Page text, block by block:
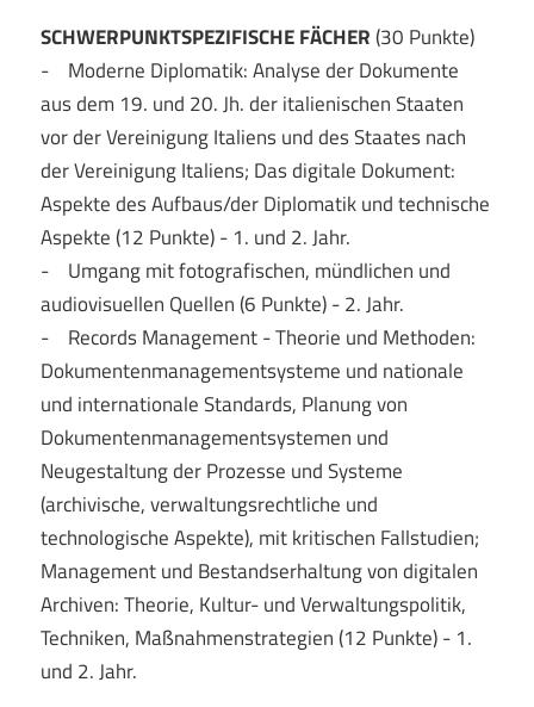
SCHWERPUNKTSPEZIFISCHE FÄCHER(30 Punkte)
- Moderne Diplomatik: Analyse der Dokumente
aus dem 19. und 20. Jh. der italienischen Staaten
vor der Vereinigung Italiens und des Staates nach
der Vereinigung Italiens; Das digitale Dokument:
Aspekte des Aufbaus/der Diplomatik und technische
Aspekte (12 Punkte) - 1. und 2. Jahr.
- Umgang mit fotografischen, mündlichen und
audiovisuellen Quellen (6 Punkte) - 2. Jahr.
- Records Management - Theorie und Methoden:
Dokumentenmanagementsysteme und nationale
und internationale Standards, Planung von
Dokumentenmanagementsystemen und
Neugestaltung der Prozesse und Systeme
(archivische, verwaltungsrechtliche und
technologische Aspekte), mit kritischen Fallstudien;
Management und Bestandserhaltung von digitalen
Archiven: Theorie, Kultur- und Verwaltungspolitik,
Techniken, Maßnahmenstrategien (12 Punkte) - 1.
und 2. Jahr.